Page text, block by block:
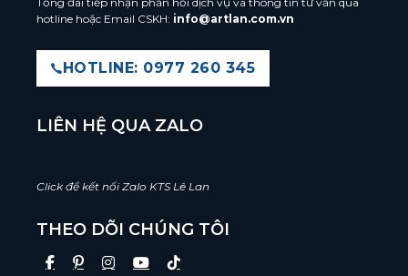
hotline hoặc Email CSKH: info@artlan.com.vn
HOTLINE: 0977 260 345
LIÊN HỆ QUA ZALO
Click để kết nối Zalo KTS Lê Lan
THEO DÕI CHÚNG TÔI